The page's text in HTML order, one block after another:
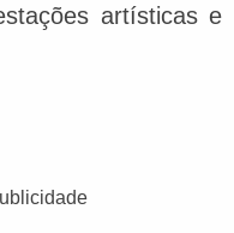
artísticas e